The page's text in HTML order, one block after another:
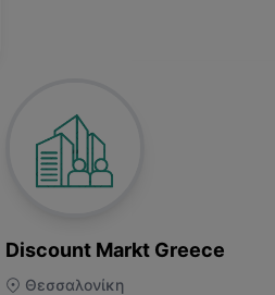
Discount Markt Greece
Θεσσαλονίκη